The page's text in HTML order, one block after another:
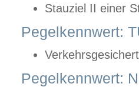
Stauziel II einer
Pegelkennwert:
Pegelkennwert: